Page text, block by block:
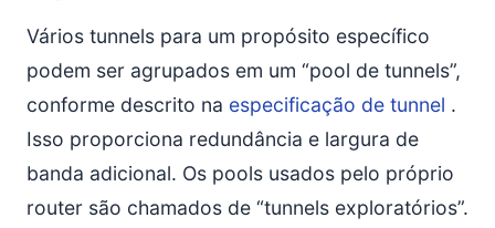
Vários tunnels para um propósito específico
podem ser agrupados em um “pool de tunnels”,
conforme descrito na especificação de tunnel .
Isso proporciona redundância e largura de
banda adicional. Os pools usados pelo próprio
router são chamados de “tunnels exploratórios”.